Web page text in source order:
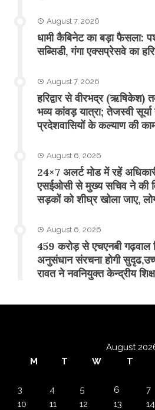
August 7, 2026
​धामी कैबिनेट का बड़ा फैसला:
सब्सिडी, गंगा एक्सप्रेसवे का
August 7, 2026
​हरिद्वार से वीरभद्र
भव्य कांवड़ यात्रा; तेजस्वी
प्रदेशवासियों के कल्याण की
August 6, 2026
24×7 अलर्ट मोड में रहें
एसईओसी से मुख्य सचिव ने की
सड़कों को शीघ्र खोला जाए,
August 6, 2026
459 करोड़ से एचएनबी गढ़वाल
अनुसंधान संरचना होगी
रावत ने नवनियुक्त केन्द्रीय
August
M
T W T
3
4 5 6 7
10
11 12 13 14